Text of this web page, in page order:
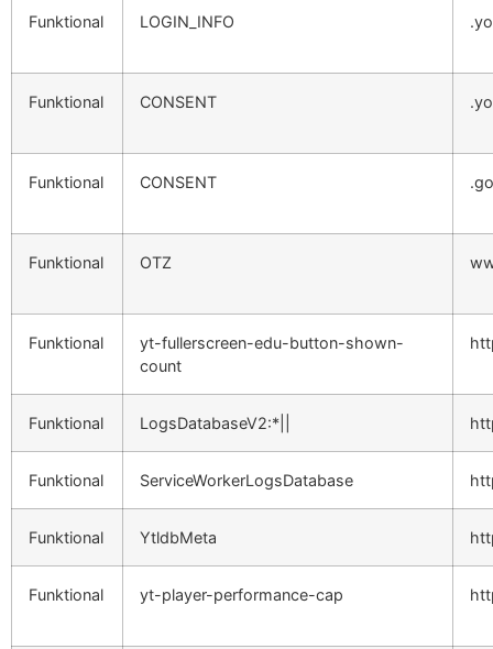
Funktional LOGIN_INFO
Funktional CONSENT
Funktional CONSENT
Funktional OTZ
Funktional
yt-fullerscreen-edu-button-shown-
count
Funktional LogsDatabaseV2:*||
Funktional ServiceWorkerLogsDatabase
Funktional YtldbMeta
Funktional yt-player-performance-cap